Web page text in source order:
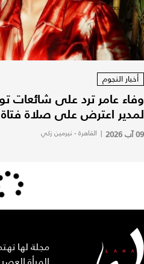
أخبار النجوم
وفاء عامر ترد على شائعات
لمدير اعترض على صلاة فتاة
09 آب 2026 | القاهرة - نيرمين زكي
مجلة لها